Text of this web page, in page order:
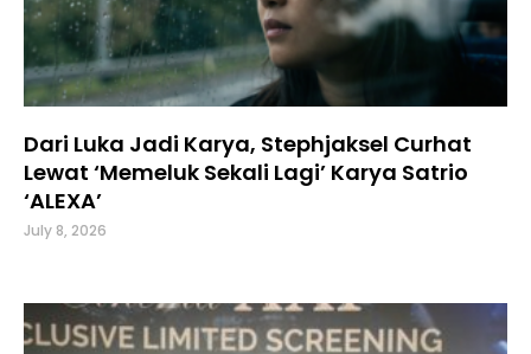
Dari Luka Jadi Karya, Stephjaksel Curhat
Lewat ‘Memeluk Sekali Lagi’ Karya Satrio
‘ALEXA’
July 8, 2026